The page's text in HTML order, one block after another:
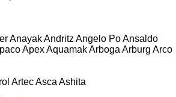
AnayakAndritz Angelo PoAnsaldo
ApexAquamakArboga Arburg Arco
ArtecAsca Ashita